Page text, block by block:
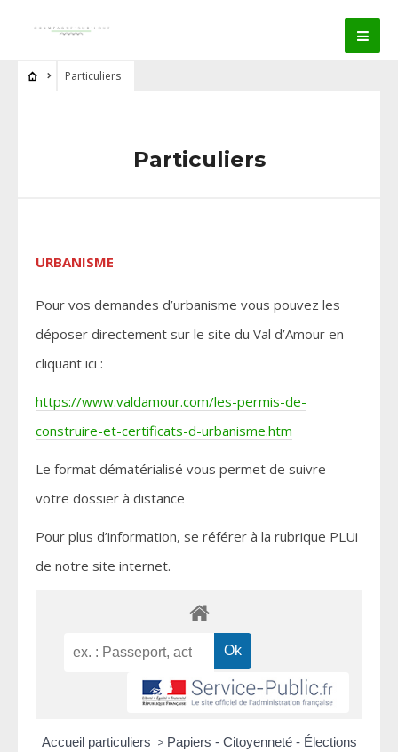
Particuliers
Particuliers
URBANISME
Pour vos demandes d’urbanisme vous pouvez les
déposer directement sur le site du Val d’Amour en
cliquant ici :
https://www.valdamour.com/les-permis-de-
construire-et-certificats-d-urbanisme.htm
Le format dématérialisé vous permet de suivre
votre dossier à distance
Pour plus d’information, se référer à la rubrique PLUi
de notre site internet.
Accueil particuliers > Papiers - Citoyenneté - Élections